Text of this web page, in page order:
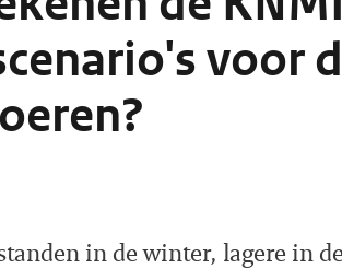
voor
in de winter, lagere in